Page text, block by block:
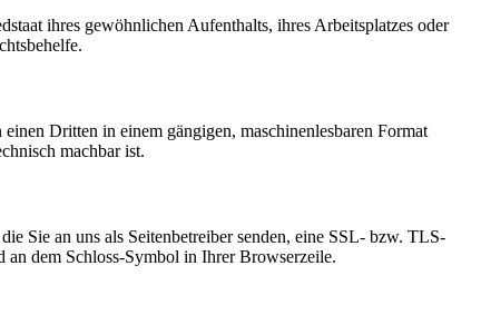
ihres gewöhnlichen Aufenthalts, ihres Arbeitsplatzes oder
Dritten in einem gängigen, maschinenlesbaren Format
machbar ist.
Sie an uns als Seitenbetreiber senden, eine SSL- bzw. TLS-
an dem Schloss-Symbol in Ihrer Browserzeile.